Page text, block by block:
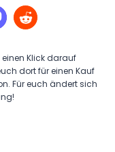
einen Klick darauf
dort für einen Kauf
Für euch ändert sich